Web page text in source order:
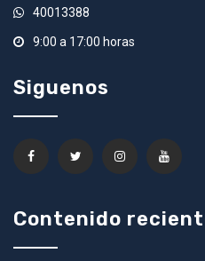
40013388
9:00 a 17:00 horas
Siguenos
Contenido